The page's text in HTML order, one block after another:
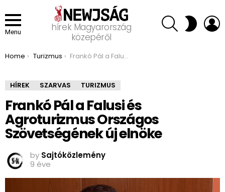
Menu
hírek Magyarország
közepéről
SEARCH SWITCH
SKIN
You are here:
Home Turizmus Frankó Pál a Falusi és Agroturizmus Országos Szövetségének új elnöke
HÍREK SZARVAS TURIZMUS
Frankó Pál a Falusi és
Agroturizmus Országos
Szövetségének új elnöke
by Sajtóközlemény
9 éve